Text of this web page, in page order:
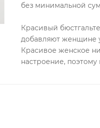
без минимальной
Красивый
добавляют женщине
Красивое женское
настроение,